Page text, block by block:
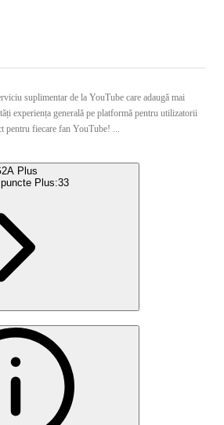
suplimentar de la YouTube care adaugă mai
experiența generală pe platformă pentru utilizatorii
pentru fiecare fan YouTube! ...
Plus
Plus:33